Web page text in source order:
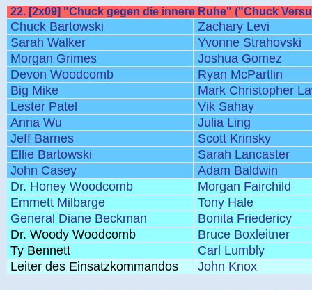
22. [2x09] "Chuck gegen die innere Ruhe" ("Chuck
Chuck Bartowski
Zachary Levi
Sarah Walker
Yvonne Strahovski
Morgan Grimes
Joshua Gomez
Devon Woodcomb
Ryan McPartlin
Big Mike
Mark Christopher
Lester Patel
Vik Sahay
Anna Wu
Julia Ling
Jeff Barnes
Scott Krinsky
Ellie Bartowski
Sarah Lancaster
John Casey
Adam Baldwin
Dr. Honey Woodcomb
Morgan Fairchild
Emmett Milbarge
Tony Hale
General Diane Beckman
Bonita Friedericy
Dr. Woody Woodcomb
Bruce Boxleitner
Ty Bennett
Carl Lumbly
Leiter des Einsatzkommandos
John Knox